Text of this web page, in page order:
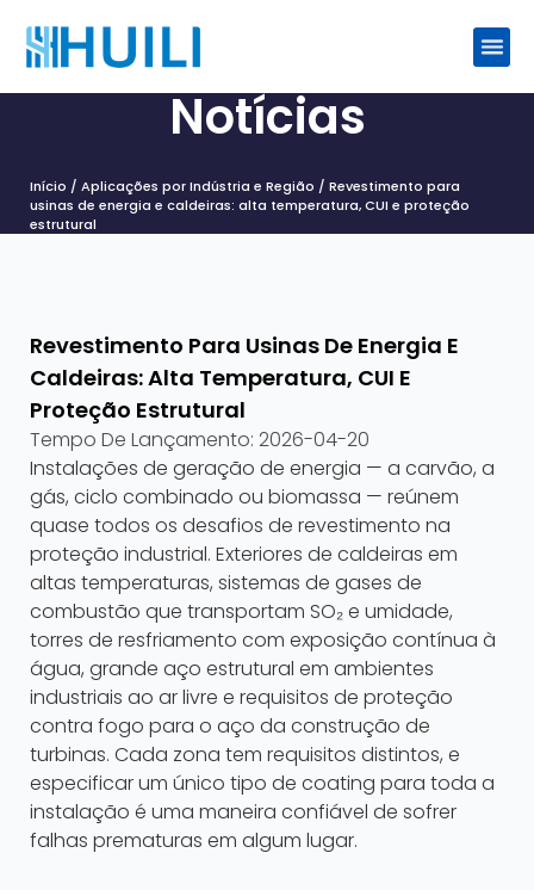
Notícias
Início / Aplicações por Indústria e Região / Revestimento para
usinas de energia e caldeiras: alta temperatura, CUI e proteção
estrutural
Revestimento Para Usinas De Energia E
Caldeiras: Alta Temperatura, CUI E
Proteção Estrutural
Tempo De Lançamento: 2026-04-20
Instalações de geração de energia — a carvão, a
gás, ciclo combinado ou biomassa — reúnem
quase todos os desafios de revestimento na
proteção industrial. Exteriores de caldeiras em
altas temperaturas, sistemas de gases de
combustão que transportam SO₂ e umidade,
torres de resfriamento com exposição contínua à
água, grande aço estrutural em ambientes
industriais ao ar livre e requisitos de proteção
contra fogo para o aço da construção de
turbinas. Cada zona tem requisitos distintos, e
especificar um único tipo de coating para toda a
instalação é uma maneira confiável de sofrer
falhas prematuras em algum lugar.